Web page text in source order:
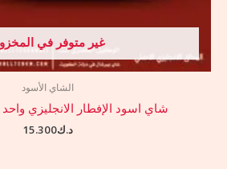
غير متوفر في
الشاي الأسود
شاي اسود الإفطار الانجليزي واحد كوب
د.ك15.300